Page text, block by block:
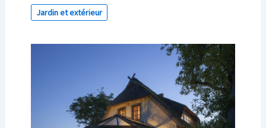
Jardin et extérieur